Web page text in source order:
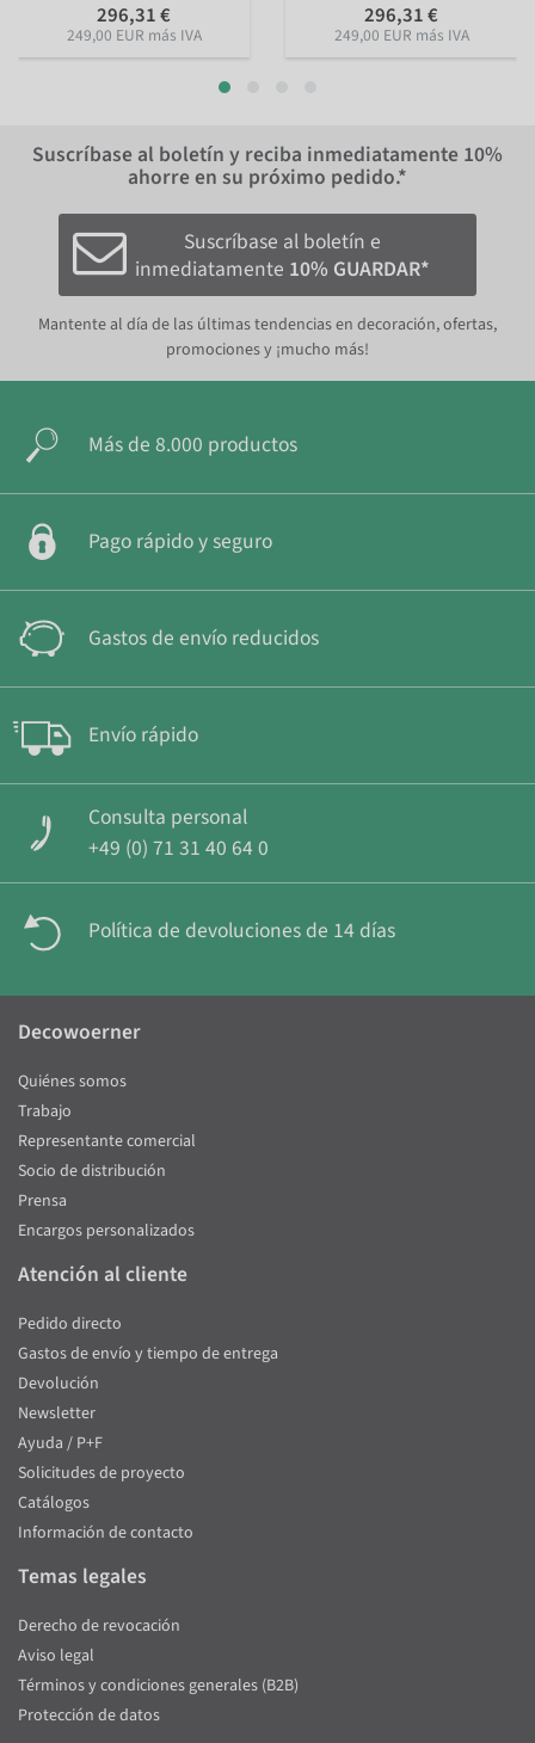
296,31 €
249,00 EUR más IVA
296,31 €
249,00 EUR más IVA
Suscríbase al boletín y reciba inmediatamente 10%
ahorre en su próximo pedido.*
Suscríbase al boletín e
inmediatamente 10% GUARDAR*
Mantente al día de las últimas tendencias en decoración, ofertas,
promociones y ¡mucho más!
Más de 8.000 productos
Pago rápido y seguro
Gastos de envío reducidos
Envío rápido
Consulta personal
+49 (0) 71 31 40 64 0
Política de devoluciones de 14 días
Decowoerner
Quiénes somos
Trabajo
Representante comercial
Socio de distribución
Prensa
Encargos personalizados
Atención al cliente
Pedido directo
Gastos de envío y tiempo de entrega
Devolución
Newsletter
Ayuda / P+F
Solicitudes de proyecto
Catálogos
Información de contacto
Temas legales
Derecho de revocación
Aviso legal
Términos y condiciones generales (B2B)
Protección de datos